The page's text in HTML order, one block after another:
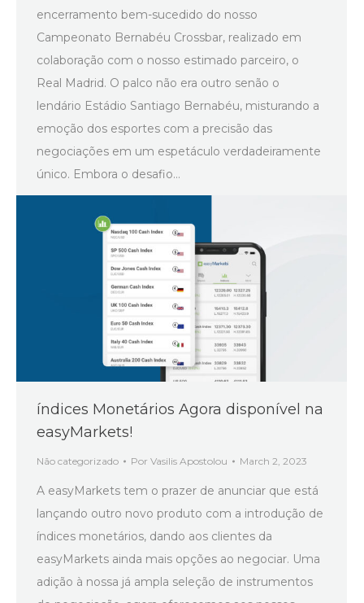
encerramento bem-sucedido do nosso
Campeonato Bernabéu Crossbar, realizado em
colaboração com o nosso estimado parceiro, o
Real Madrid. O palco não era outro senão o
lendário Estádio Santiago Bernabéu, misturando a
emoção dos esportes com a precisão das
negociações em um espetáculo verdadeiramente
único. Embora o desafio…
índices Monetários Agora disponível na
easyMarkets!
Não categorizado Por Vasilis Apostolou March 2, 2023
A easyMarkets tem o prazer de anunciar que está
lançando outro novo produto com a introdução de
índices monetários, dando aos clientes da
easyMarkets ainda mais opções ao negociar. Uma
adição à nossa já ampla seleção de instrumentos